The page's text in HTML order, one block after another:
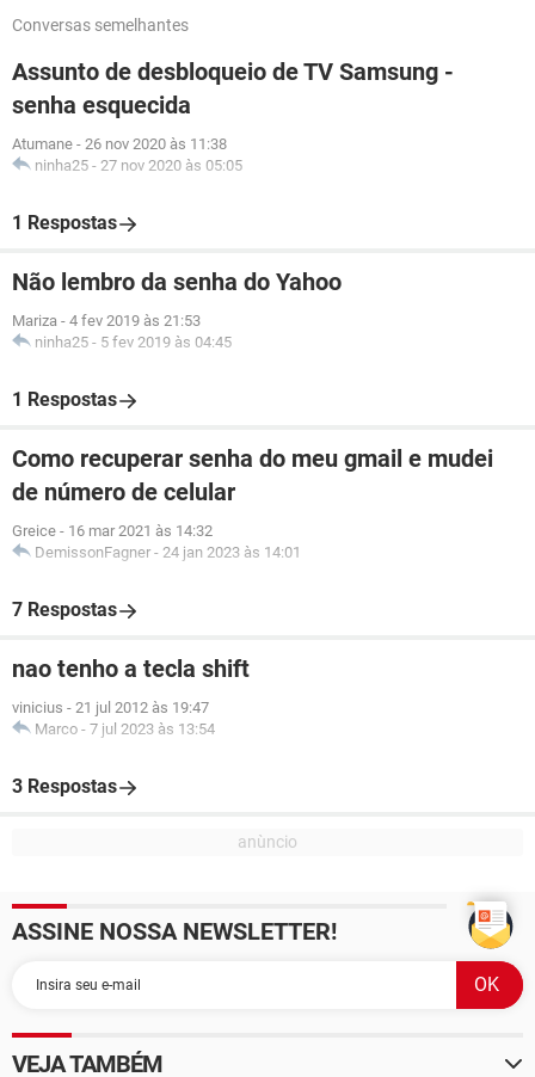
Conversas semelhantes
Assunto de desbloqueio de TV Samsung -
senha esquecida
Atumane - 26 nov 2020 às 11:38
ninha25 - 27 nov 2020 às 05:05
1 Respostas
Não lembro da senha do Yahoo
Mariza - 4 fev 2019 às 21:53
ninha25 - 5 fev 2019 às 04:45
1 Respostas
Como recuperar senha do meu gmail e mudei
de número de celular
Greice - 16 mar 2021 às 14:32
DemissonFagner - 24 jan 2023 às 14:01
7 Respostas
nao tenho a tecla shift
vinicius - 21 jul 2012 às 19:47
Marco - 7 jul 2023 às 13:54
3 Respostas
ASSINE NOSSA NEWSLETTER!
VEJA TAMBÉM